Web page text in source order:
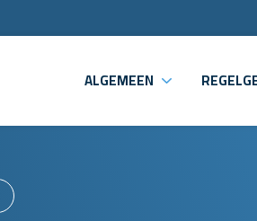
ALGEMEEN